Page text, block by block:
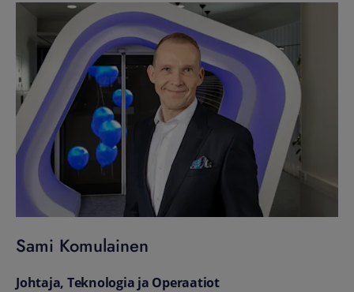
Sami Komulainen
Johtaja, Teknologia ja Operaatiot